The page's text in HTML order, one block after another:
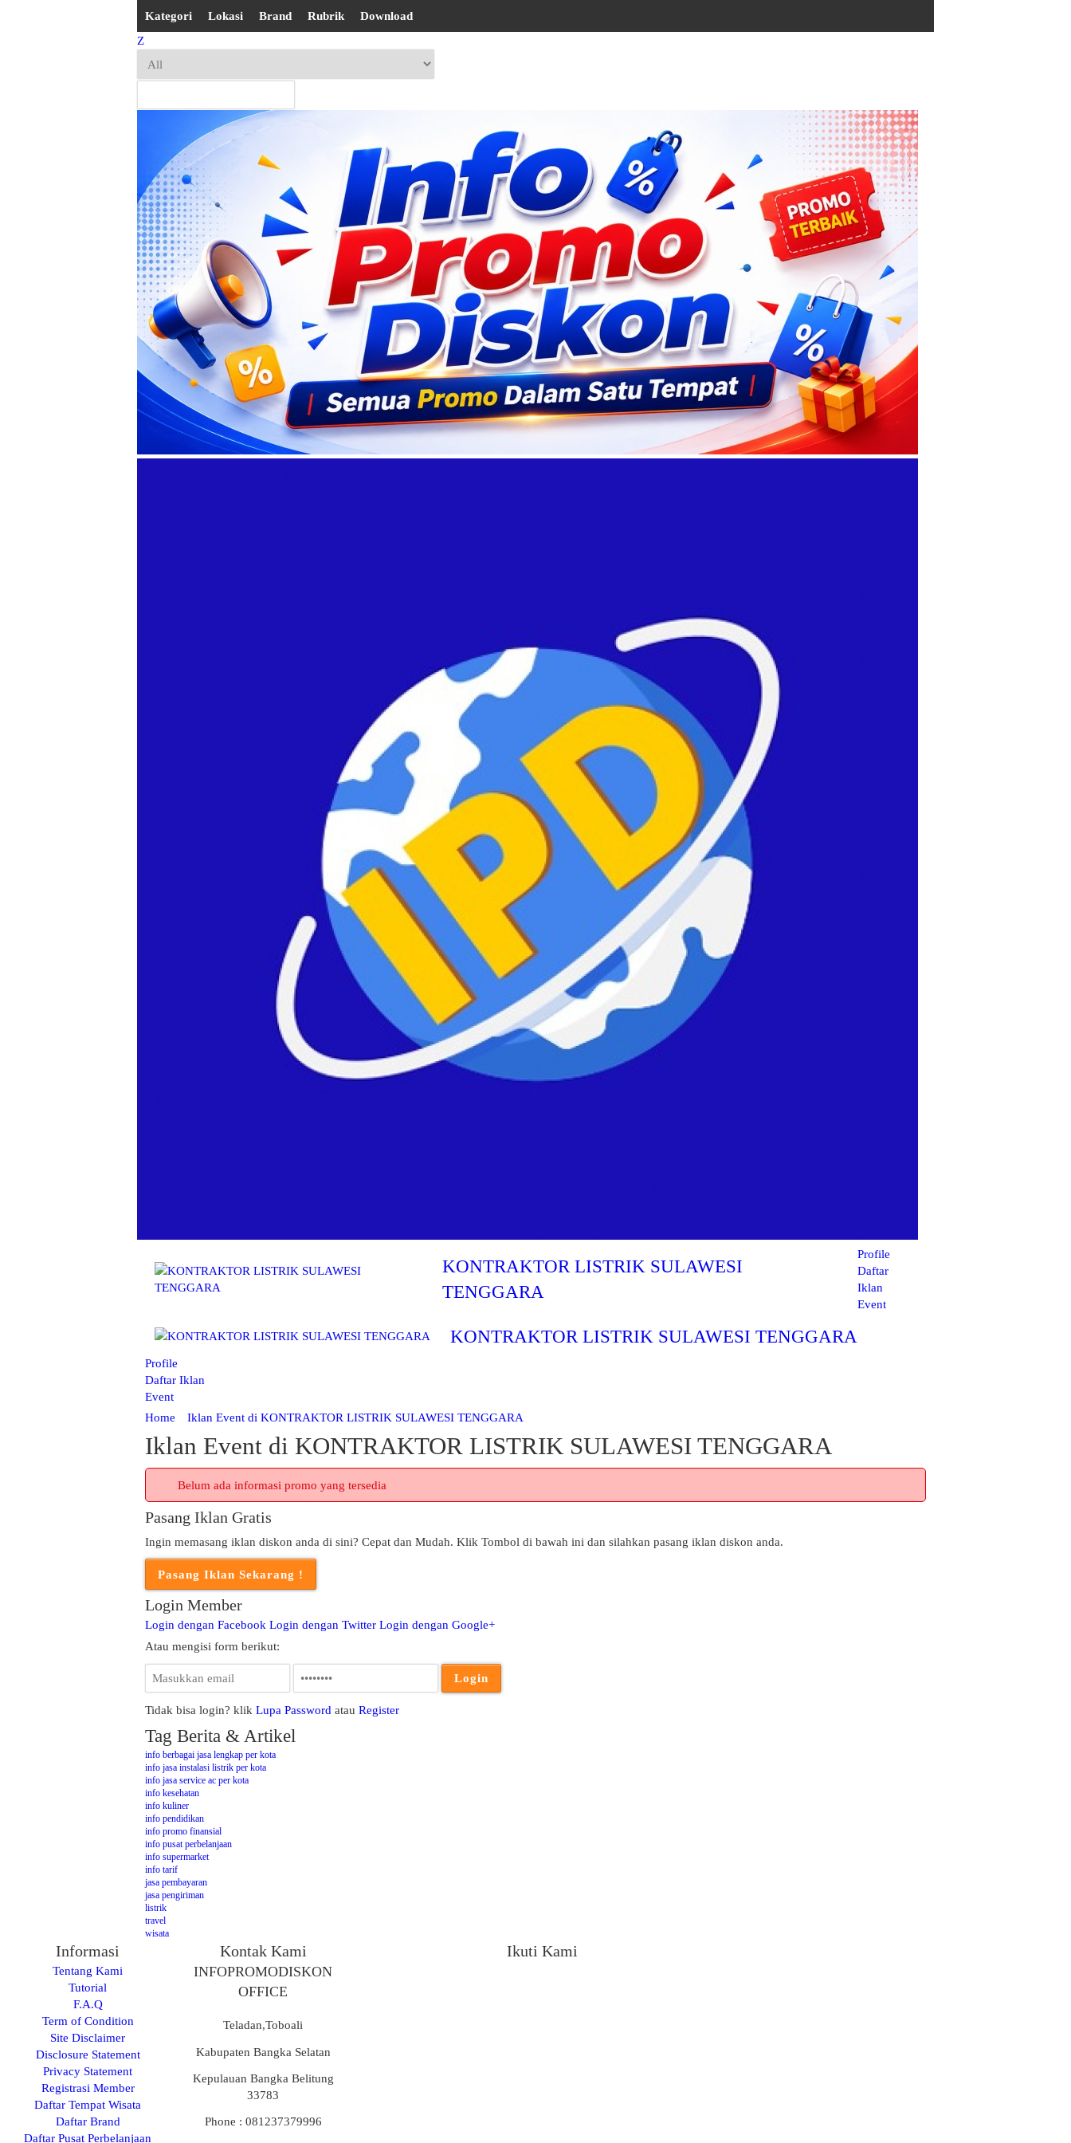
Kategori Lokasi Brand Rubrik
Download
Z
KONTRAKTOR LISTRIK SULAWESI
TENGGARA
Profile
Daftar
Iklan
Event
KONTRAKTOR LISTRIK SULAWESI TENGGARA
Profile
Daftar Iklan
Event
Home
Iklan Event di KONTRAKTOR LISTRIK SULAWESI TENGGARA
Iklan Event di KONTRAKTOR LISTRIK SULAWESI TENGGARA
Belum ada informasi promo yang tersedia
Pasang Iklan Gratis
Ingin memasang iklan diskon anda di sini? Cepat dan Mudah. Klik Tombol di bawah ini dan silahkan pasang iklan diskon anda.
Login Member
Login dengan Facebook Login dengan Twitter Login dengan Google+
Atau mengisi form berikut:
Tidak bisa login? klik Lupa Password atau Register
Tag Berita & Artikel
info berbagai jasa lengkap per kota
info jasa instalasi listrik per kota
info jasa service ac per kota
info kesehatan
info kuliner
info pendidikan
info promo finansial
info pusat perbelanjaan
info supermarket
info tarif
jasa pembayaran
jasa pengiriman
listrik
travel
wisata
Informasi
Tentang Kami
Tutorial
F.A.Q
Term of Condition
Site Disclaimer
Disclosure Statement
Privacy Statement
Registrasi Member
Daftar Tempat Wisata
Daftar Brand
Daftar Pusat Perbelanjaan
Kontak Kami
INFOPROMODISKON
OFFICE
Teladan,Toboali
Kabupaten Bangka Selatan
Kepulauan Bangka Belitung
33783
Phone : 081237379996
Ikuti Kami